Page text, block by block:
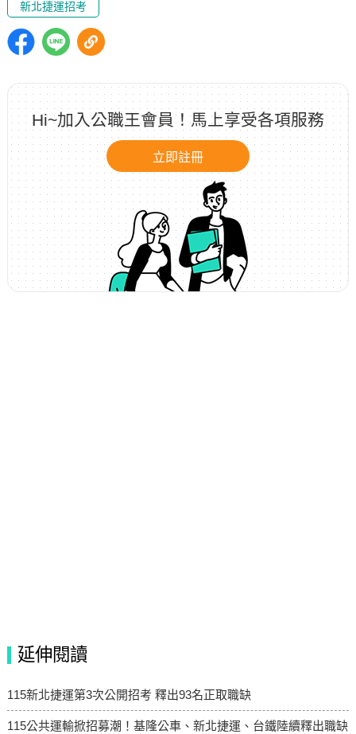
新北捷運招考
Hi~加入公職王會員！馬上享受各項服務
立即註冊
延伸閱讀
115新北捷運第3次公開招考 釋出93名正取職缺
115公共運輸掀招募潮！基隆公車、新北捷運、台鐵陸續釋出職缺